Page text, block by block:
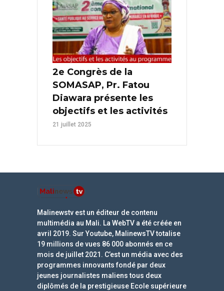
2e Congrès de la
SOMASAP, Pr. Fatou
Diawara présente les
objectifs et les activités
21 juillet 2025
Malinewstv est un éditeur de contenu
multimédia au Mali. La WebTV a été créée en
avril 2019. Sur Youtube, MalinewsTV totalise
19 millions de vues 86 000 abonnés en ce
mois de juillet 2021. C’est un média avec des
programmes innovants fondé par deux
jeunes journalistes maliens tous deux
diplômés de la prestigieuse Ecole supérieure